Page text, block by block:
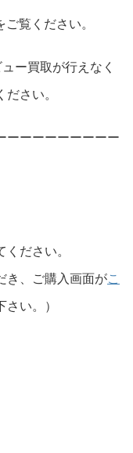
ご覧ください。
ー買取が行えなく
さい。
ーーーーーーーーー
ださい。
き、ご購入画面がこ
い。）